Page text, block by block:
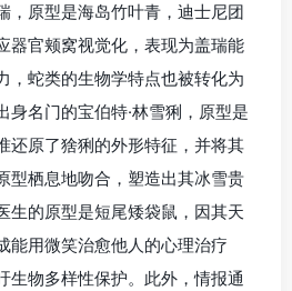
，原型是海岛竹叶青，迪士尼团
器官颊窝视觉化，表现为盖瑞能
，蛇类的生物学特点也被转化为
身名门的宝伯特·林雪猁，原型是
还原了猞猁的外形特征，并将其
型栖息地吻合，塑造出其冰雪贵
生的原型是短尾矮袋鼠，因其天
能用微笑治愈他人的心理治疗
生物多样性保护。此外，情报通